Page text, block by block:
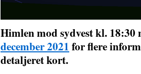
Himlen mod sydvest kl.
december 2021for flere
detaljeret kort.